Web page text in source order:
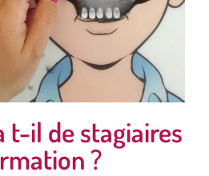
t-il de stagiaires
?